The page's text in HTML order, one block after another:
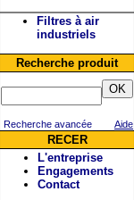
Filtres à air
industriels
Recherche produit
Recherche avancée Aide
RECER
L'entreprise
Engagements
Contact